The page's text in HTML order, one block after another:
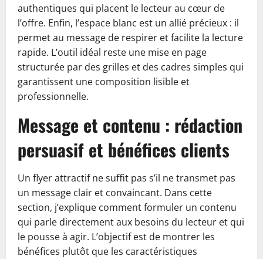
authentiques qui placent le lecteur au cœur de
l’offre. Enfin, l’espace blanc est un allié précieux : il
permet au message de respirer et facilite la lecture
rapide. L’outil idéal reste une mise en page
structurée par des grilles et des cadres simples qui
garantissent une composition lisible et
professionnelle.
Message et contenu : rédaction
persuasif et bénéfices clients
Un flyer attractif ne suffit pas s’il ne transmet pas
un message clair et convaincant. Dans cette
section, j’explique comment formuler un contenu
qui parle directement aux besoins du lecteur et qui
le pousse à agir. L’objectif est de montrer les
bénéfices plutôt que les caractéristiques